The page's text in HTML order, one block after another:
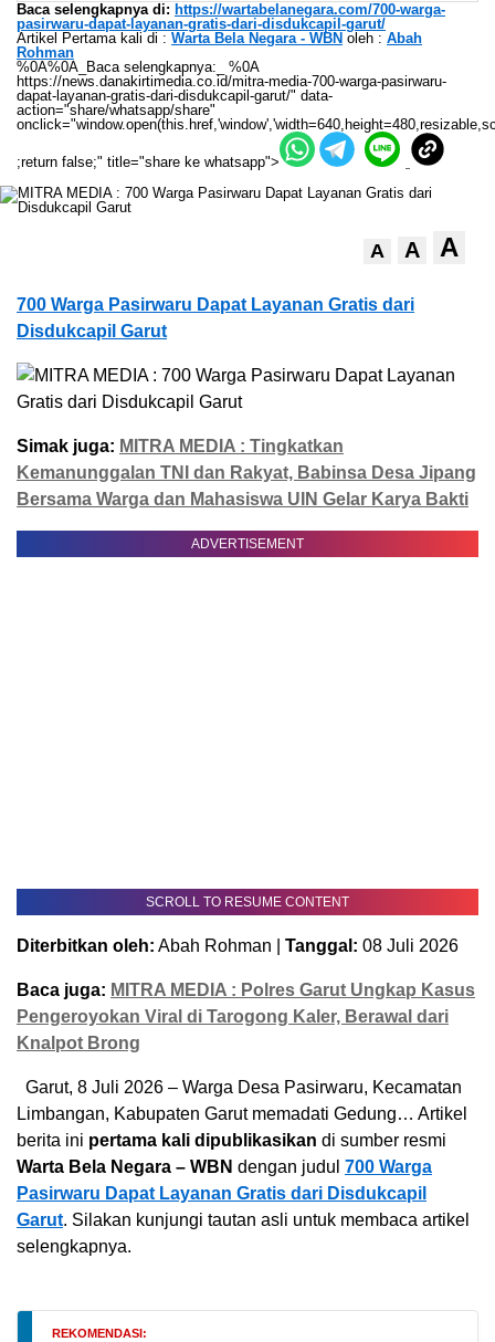
Baca selengkapnya di: https://wartabelanegara.com/700-warga-
pasirwaru-dapat-layanan-gratis-dari-disdukcapil-garut/
Artikel Pertama kali di : Warta Bela Negara - WBN oleh : Abah
Rohman
%0A%0A_Baca selengkapnya:_ %0A
https://news.danakirtimedia.co.id/mitra-media-700-warga-pasirwaru-
dapat-layanan-gratis-dari-disdukcapil-garut/" data-
action="share/whatsapp/share"
;return false;" title="share ke whatsapp">
A A A
700 Warga Pasirwaru Dapat Layanan Gratis dari
Disdukcapil Garut
Simak juga: MITRA MEDIA : Tingkatkan
Kemanunggalan TNI dan Rakyat, Babinsa Desa Jipang
Bersama Warga dan Mahasiswa UIN Gelar Karya Bakti
ADVERTISEMENT
SCROLL TO RESUME CONTENT
Diterbitkan oleh: Abah Rohman | Tanggal: 08 Juli 2026
Baca juga: MITRA MEDIA : Polres Garut Ungkap Kasus
Pengeroyokan Viral di Tarogong Kaler, Berawal dari
Knalpot Brong
Garut, 8 Juli 2026 – Warga Desa Pasirwaru, Kecamatan
Limbangan, Kabupaten Garut memadati Gedung… Artikel
berita ini pertama kali dipublikasikan di sumber resmi
Warta Bela Negara – WBN dengan judul 700 Warga
Pasirwaru Dapat Layanan Gratis dari Disdukcapil
Garut. Silakan kunjungi tautan asli untuk membaca artikel
selengkapnya.
REKOMENDASI: